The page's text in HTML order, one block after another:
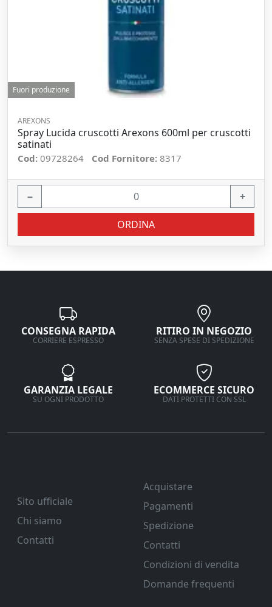
Fuori produzione
AREXONS
Spray Lucida cruscotti Arexons 600ml per cruscotti
satinati
Cod: 09728264 Cod Fornitore: 8317
− +
ORDINA
CONSEGNA RAPIDA
CORRIERE ESPRESSO
RITIRO IN NEGOZIO
SENZA SPESE DI SPEDIZIONE
GARANZIA LEGALE
SU OGNI PRODOTTO
ECOMMERCE SICURO
DATI PROTETTI CON SSL
Sito ufficiale
Chi siamo
Contatti
Acquistare
Pagamenti
Spedizione
Contatti
Condizioni di vendita
Domande frequenti